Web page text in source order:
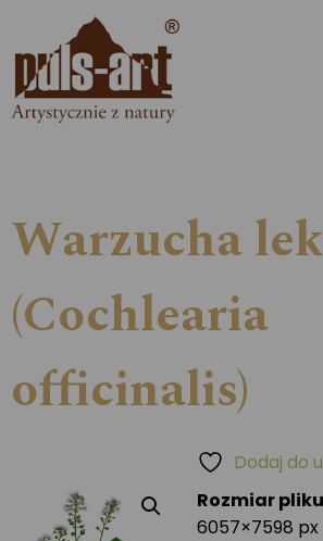
Warzucha
(Cochlearia
officinalis)
Rozmiar
6057×7598 px
Dodaj do